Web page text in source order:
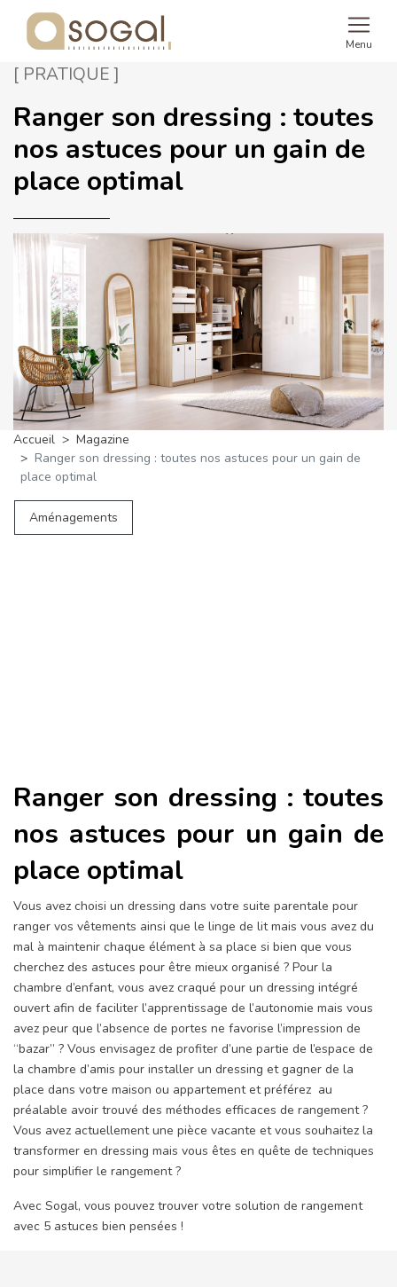
Menu
[ PRATIQUE ]
Ranger son dressing : toutes
nos astuces pour un gain de
place optimal
Accueil
Magazine
Ranger son dressing : toutes nos astuces pour un gain de
place optimal
Aménagements
Ranger son dressing : toutes
nos astuces pour un gain de
place optimal
Vous avez choisi un dressing dans votre suite parentale pour
ranger vos vêtements ainsi que le linge de lit mais vous avez du
mal à maintenir chaque élément à sa place si bien que vous
cherchez des astuces pour être mieux organisé ? Pour la
chambre d’enfant, vous avez craqué pour un dressing intégré
ouvert afin de faciliter l’apprentissage de l’autonomie mais vous
avez peur que l’absence de portes ne favorise l’impression de
“bazar” ? Vous envisagez de profiter d’une partie de l’espace de
la chambre d’amis pour installer un dressing et gagner de la
place dans votre maison ou appartement et préférez au
préalable avoir trouvé des méthodes efficaces de rangement ?
Vous avez actuellement une pièce vacante et vous souhaitez la
transformer en dressing mais vous êtes en quête de techniques
pour simplifier le rangement ?
Avec Sogal, vous pouvez trouver votre solution de rangement
avec 5 astuces bien pensées !